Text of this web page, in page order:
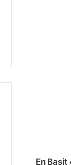
En Basit